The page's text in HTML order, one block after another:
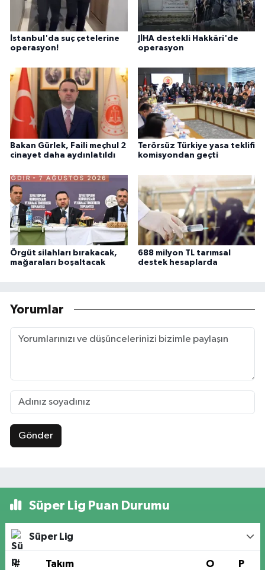
İstanbul'da suç çetelerine
operasyon!
JİHA destekli Hakkâri'de
operasyon
Bakan Gürlek, Faili meçhul 2
cinayet daha aydınlatıldı
Terörsüz Türkiye yasa teklifi
komisyondan geçti
Örgüt silahları bırakacak,
mağaraları boşaltacak
688 milyon TL tarımsal
destek hesaplarda
Yorumlar
Gönder
Süper Lig Puan Durumu
Süper Lig
# Takım O P